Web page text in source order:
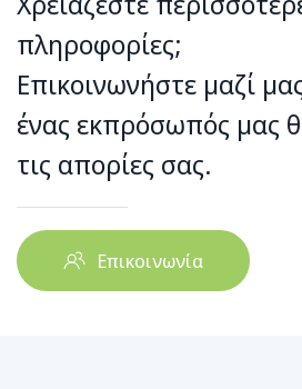
πληροφορίες;
Επικοινωνήστε μαζί
ένας εκπρόσωπός μας
τις απορίες σας.
Επικοινωνία